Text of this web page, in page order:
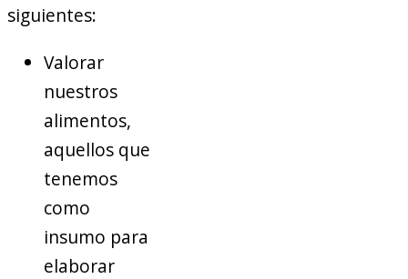
siguientes:
Valorar
nuestros
alimentos,
aquellos que
tenemos
como
insumo para
elaborar